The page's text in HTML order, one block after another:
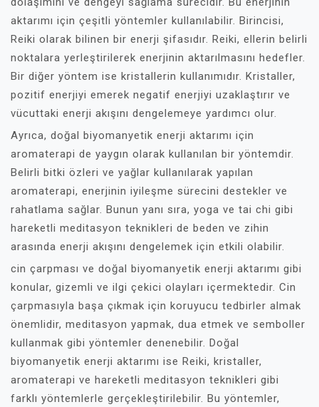
aktarımı için çeşitli yöntemler kullanılabilir. Birincisi,
Reiki olarak bilinen bir enerji şifasıdır. Reiki, ellerin belirli
noktalara yerleştirilerek enerjinin aktarılmasını hedefler.
Bir diğer yöntem ise kristallerin kullanımıdır. Kristaller,
pozitif enerjiyi emerek negatif enerjiyi uzaklaştırır ve
vücuttaki enerji akışını dengelemeye yardımcı olur.
Ayrıca, doğal biyomanyetik enerji aktarımı için
aromaterapi de yaygın olarak kullanılan bir yöntemdir.
Belirli bitki özleri ve yağlar kullanılarak yapılan
aromaterapi, enerjinin iyileşme sürecini destekler ve
rahatlama sağlar. Bunun yanı sıra, yoga ve tai chi gibi
hareketli meditasyon teknikleri de beden ve zihin
arasında enerji akışını dengelemek için etkili olabilir.
cin çarpması ve doğal biyomanyetik enerji aktarımı gibi
konular, gizemli ve ilgi çekici olayları içermektedir. Cin
çarpmasıyla başa çıkmak için koruyucu tedbirler almak
önemlidir, meditasyon yapmak, dua etmek ve semboller
kullanmak gibi yöntemler denenebilir. Doğal
biyomanyetik enerji aktarımı ise Reiki, kristaller,
aromaterapi ve hareketli meditasyon teknikleri gibi
farklı yöntemlerle gerçekleştirilebilir. Bu yöntemler,